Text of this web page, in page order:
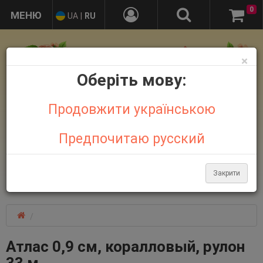
+38 095 032 21 44
UA RU
0
Атлас 0,9 см, коралловый, рулон
×
Оберіть мову:
Продовжити українською
Предпочитаю русский
Закрити